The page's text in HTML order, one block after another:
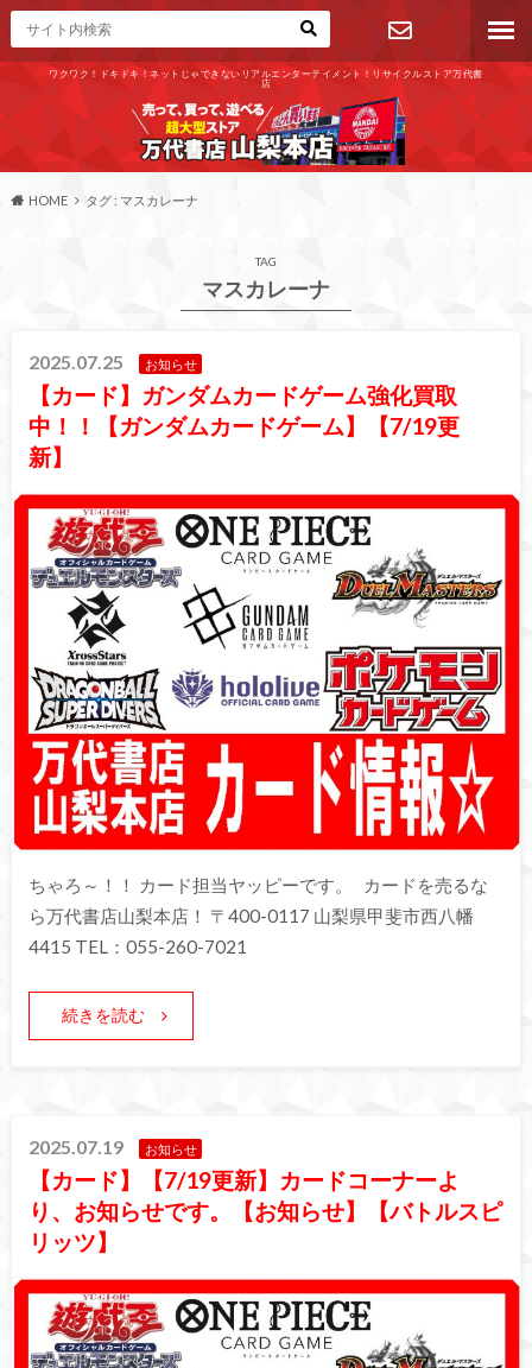
ワクワク！ドキドキ！ネットじゃできないリアルエンターテイメント！リサイクルストア万代書
店
お問い合わ
せ
HOME タグ : マスカレーナ
TAG
マスカレーナ
2025.07.25 お知らせ
【カード】ガンダムカードゲーム強化買取
中！！【ガンダムカードゲーム】【7/19更
新】
ちゃろ～！！ カード担当ヤッピーです。 カードを売るな
ら万代書店山梨本店！ 〒400-0117 山梨県甲斐市西八幡
4415 TEL：055-260-7021
続きを読む
2025.07.19 お知らせ
【カード】【7/19更新】カードコーナーよ
り、お知らせです。【お知らせ】【バトルスピ
リッツ】